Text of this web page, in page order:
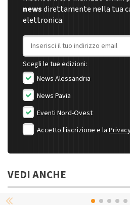
newsdirettamente nella tua
elettronica.
Indirizzo email
Scegli le tue edizioni:
News Alessandria
News Pavia
Eventi Nord-Ovest
Accetto l'iscrizione e la
VEDI ANCHE